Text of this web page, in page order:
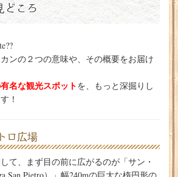
どころ
ンの２つの意味や、その概要をお届け
名な観光スポットを、もっと深掘りし
！
ロ広場
て、まず目の前に広がるのが「サン・